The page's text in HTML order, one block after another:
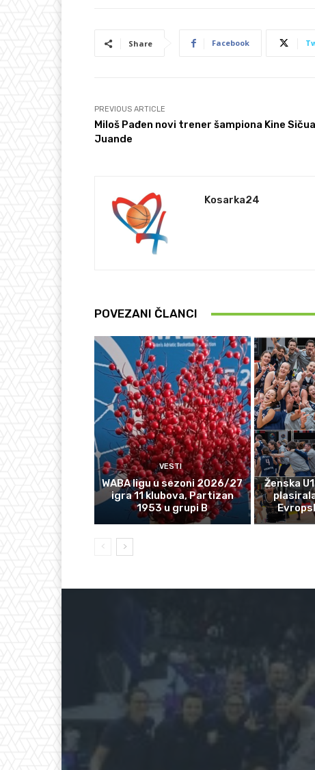
Share Facebook
PREVIOUS ARTICLE
Miloš Pađen novi trener šampiona Kine
Juande
Kosarka24
POVEZANI ČLANCI
VESTI
WABA ligu u sezoni 2026/27
igra 11 klubova, Partizan
1953 u grupi B
Ženska